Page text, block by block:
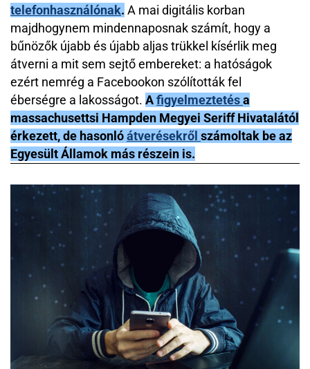
telefonhasználónak. A mai digitális korban
majdhogynem mindennaposnak számít, hogy a
bűnözők újabb és újabb aljas trükkel kísérlik meg
átverni a mit sem sejtő embereket: a hatóságok
ezért nemrég a Facebookon szólították fel
éberségre a lakosságot. Afigyelmeztetésa
massachusettsi Hampden Megyei Seriff Hivatalától
érkezett, de hasonlóátverésekről számoltak be az
Egyesült Államok más részein is.